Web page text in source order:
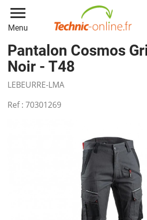
menu
Menu
Pantalon Cosmos
Noir - T48
LEBEURRE-LMA
Ref : 70301269